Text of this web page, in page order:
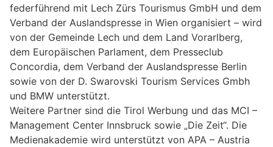
federführend mit Lech Zürs Tourismus GmbH und dem
Verband der Auslandspresse in Wien organisiert – wird
von der Gemeinde Lech und dem Land Vorarlberg,
dem Europäischen Parlament, dem Presseclub
Concordia, dem Verband der Auslandspresse Berlin
sowie von der D. Swarovski Tourism Services Gmbh
und BMW unterstützt.
Weitere Partner sind die Tirol Werbung und das MCI –
Management Center Innsbruck sowie „Die Zeit“. Die
Medienakademie wird unterstützt von APA – Austria